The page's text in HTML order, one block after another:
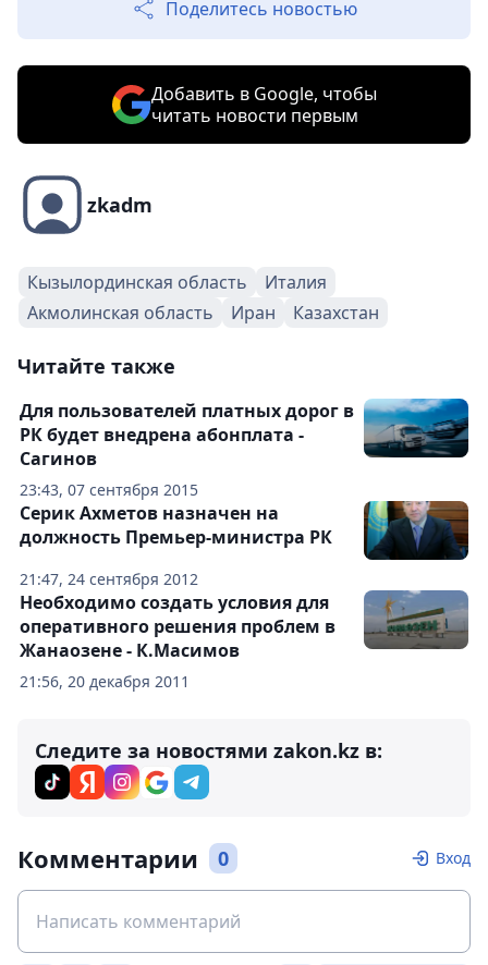
Поделитесь новостью
Добавить в Google, чтобы
читать новости первым
zkadm
Кызылординская область
Италия
Акмолинская область
Иран Казахстан
Читайте также
23:43, 07 сентября 2015
Для пользователей платных дорог в
РК будет внедрена абонплата -
Сагинов
21:47, 24 сентября 2012
Серик Ахметов назначен на
должность Премьер-министра РК
21:56, 20 декабря 2011
Необходимо создать условия для
оперативного решения проблем в
Жанаозене - К.Масимов
Следите за новостями zakon.kz в:
Комментарии 0 Вход